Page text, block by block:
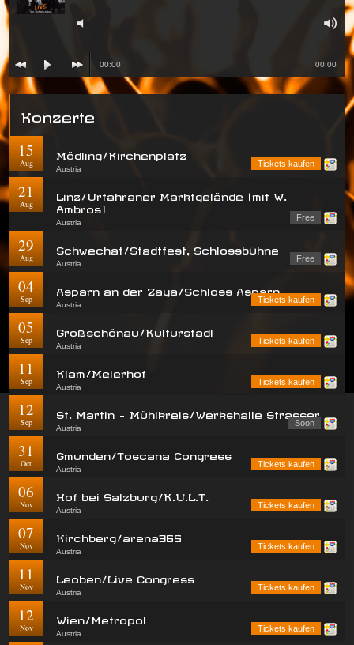
00:00 00:00
Konzerte
15
Aug
Mödling/Kirchenplatz
Austria
Tickets kaufen
21
Aug
Linz/Urfahraner Marktgelände (mit W.
Ambros)
Austria
Free
29
Aug
Schwechat/Stadtfest, Schlossbühne
Austria
Free
04
Sep
Asparn an der Zaya/Schloss Asparn
Austria
Tickets kaufen
05
Sep
Großschönau/Kulturstadl
Austria
Tickets kaufen
11
Sep
Klam/Meierhof
Austria
Tickets kaufen
12
Sep
St. Martin - Mühlkreis/Werkshalle Strasser
Austria
Soon
31
Oct
Gmunden/Toscana Congress
Austria
Tickets kaufen
06
Nov
Hof bei Salzburg/K.U.L.T.
Austria
Tickets kaufen
07
Nov
Kirchberg/arena365
Austria
Tickets kaufen
11
Nov
Leoben/Live Congress
Austria
Tickets kaufen
12
Nov
Wien/Metropol
Austria
Tickets kaufen